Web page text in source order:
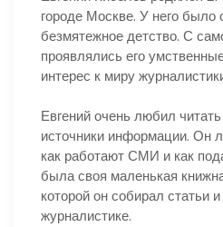
городе Москве. У него было
безмятежное детство. С
проявлялись его
интерес к миру
Евгений очень любил
источники информации. Он
как работают СМИ и как
была своя маленькая
которой он собирал статьи
журналистике.